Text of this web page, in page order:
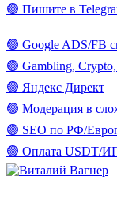
🟢 Пишите в
🟢 Google ADS/FB
🟢 Gambling,
🟢 Яндекс Директ
🟢 Модерация в
🟢 SEO по РФ/
🟢 Оплата USDT/